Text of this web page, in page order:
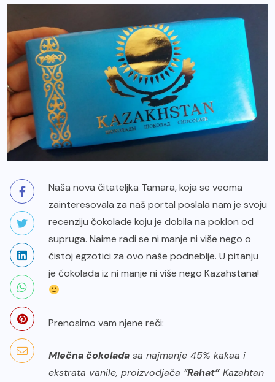
Naša nova čitateljka Tamara, koja se veoma
zainteresovala za naš portal poslala nam je svoju
recenziju čokolade koju je dobila na poklon od
supruga. Naime radi se ni manje ni više nego o
čistoj egzotici za ovo naše podneblje. U pitanju
je čokolada iz ni manje ni više nego Kazahstana!
Prenosimo vam njene reči:
Mlečna čokolada sa najmanje 45% kakaa i
ekstrata vanile, proizvodjača “Rahat” Kazahtan